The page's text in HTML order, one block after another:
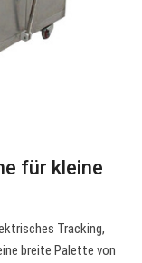
für kleine
Tracking,
breite Palette von